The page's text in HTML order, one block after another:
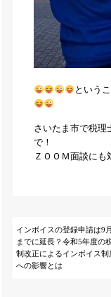
という
さいたま市で税理
で！
ＺＯＯＭ面談にも
インボイスの登録申請は9月
までに延長？令和5年度の
制改正によるインボイス制
への影響とは